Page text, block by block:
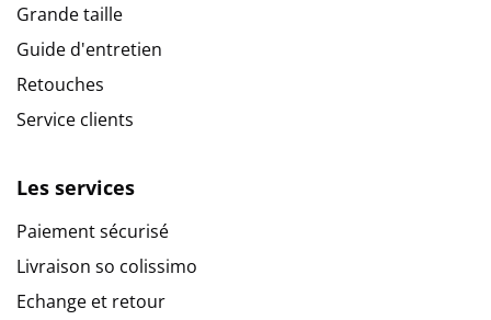
Grande taille
Guide d'entretien
Retouches
Service clients
Les services
Paiement sécurisé
Livraison so colissimo
Echange et retour